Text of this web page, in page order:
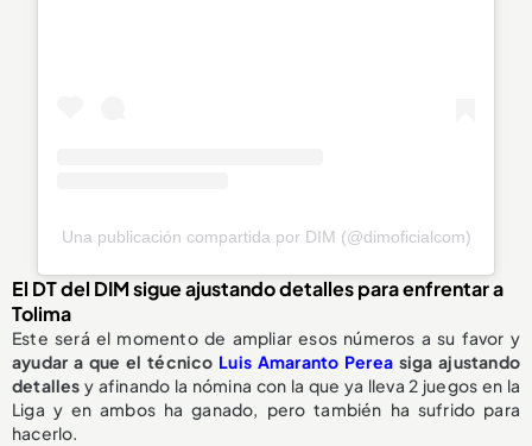
Una publicación compartida por DIM (@dimoficialcom)
El DT del DIM sigue ajustando detalles para enfrentar a
Tolima
Este será el momento de ampliar esos números a su favor y
ayudar a que el técnico Luis Amaranto Perea siga ajustando
detalles y afinando la nómina con la que ya lleva 2 juegos en la
Liga y en ambos ha ganado, pero también ha sufrido para
hacerlo.